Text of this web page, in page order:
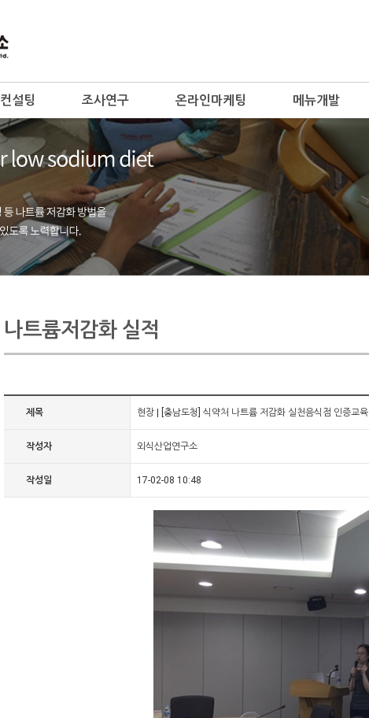
컨설팅 조사연구 온라인마케팅 메뉴개발
나트륨저감화 실적
제목 현장 | [충남도청] 식약처 나트륨 저감화 실천음식점 인증교육
작성자 외식산업연구소
작성일 17-02-08 10:48